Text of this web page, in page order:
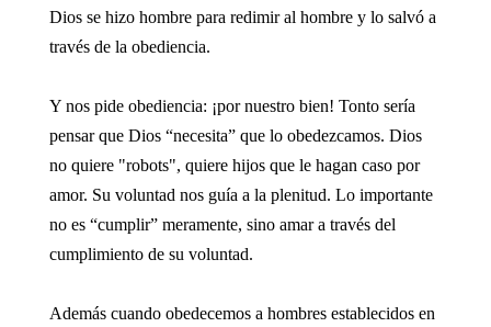
Dios se hizo hombre para redimir al hombre y lo salvó a
través de la obediencia.
Y nos pide obediencia: ¡por nuestro bien! Tonto sería
pensar que Dios “necesita” que lo obedezcamos. Dios
no quiere "robots", quiere hijos que le hagan caso por
amor. Su voluntad nos guía a la plenitud. Lo importante
no es “cumplir” meramente, sino amar a través del
cumplimiento de su voluntad.
Además cuando obedecemos a hombres establecidos en